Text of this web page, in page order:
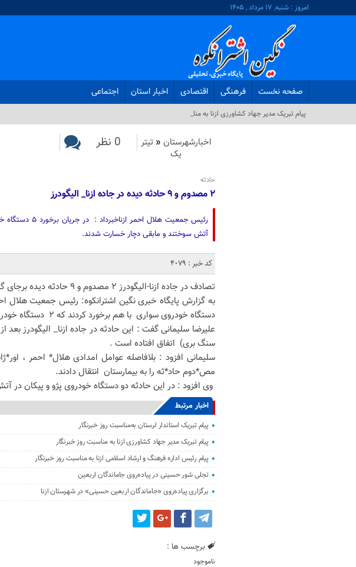
امروز : شنبه, ۱۷ مرداد , ۱۴۰۵
صفحه نخست فرهنگی اقتصادی اخبار استان اجتماعی
پیام تبریک مدیر جهاد کشاورزی ازنا به مناسبت روز خب_
اخبارشهرستان « تیتر
یک
0 نظر
حادثه
۲ مصدوم و ۹ حادثه دیده در جاده ازنا_ الیگودرز
رئیس جمعیت هلال
آتش سوختند و مابقی دچار خسارت شدند.
کد خبر : 4079
تصادف در جاده ازنا-الیگودرز ۲ مصدوم و ۹ حادثه دیده برجای گذاشت.
دستگاه خودروی سواری با هم برخورد کردند که ۲ دستگاه خودرو در آتش سوختند .
علیرضا سلیمانی گفت : این حادثه در جاده ازنا_ الیگودرز
سنگ بری) اتفاق افتاده است .
مص*دوم حاد*ثه را به بیمارستان انتقال دادند.
وی افزود : در این حادثه دو دستگاه خودروی پژو و پیکان در
اخبار مرتبط
پیام تبریک استاندار لرستان به‌مناسبت روز خبرنگار
پیام تبریک مدیر جهاد کشاورزی ازنا به مناسبت روز خبرنگار
پیام رئیس اداره فرهنگ و ارشاد اسلامی ازنا به مناسبت روز خبرنگار
تجلی شور حسینی در پیاده‌روی جاماندگان اربعین
برگزاری پیاده‌روی «جاماندگان اربعین حسینی» در شهرستان ازنا
برچسب ها :
ناموجود